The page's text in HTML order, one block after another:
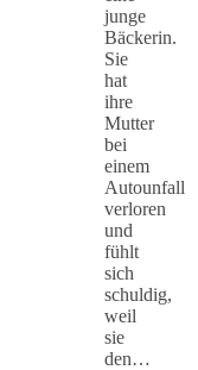
junge
Bäckerin.
Sie
hat
ihre
Mutter
bei
einem
Autounfall
verloren
und
fühlt
sich
schuldig,
weil
sie
den…